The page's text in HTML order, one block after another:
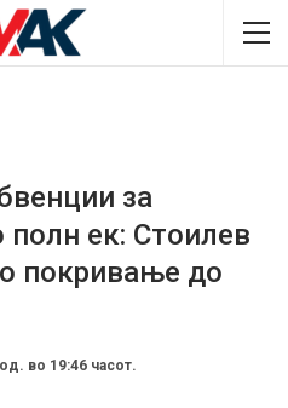
за
полн ек: Стоилев
покривање до
во 19:46 часот.